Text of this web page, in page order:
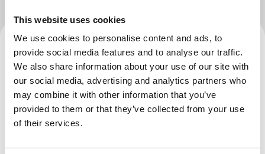
This website uses cookies
We use cookies to personalise content and ads, to
provide social media features and to analyse our traffic.
We also share information about your use of our site with
our social media, advertising and analytics partners who
may combine it with other information that you’ve
provided to them or that they’ve collected from your use
of their services.